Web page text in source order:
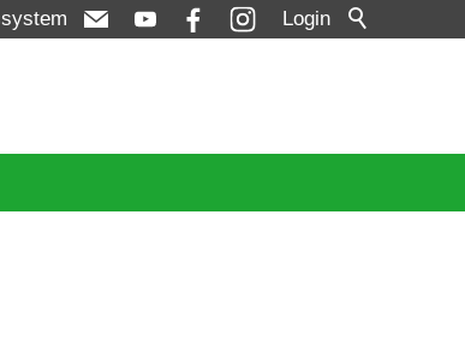
Login